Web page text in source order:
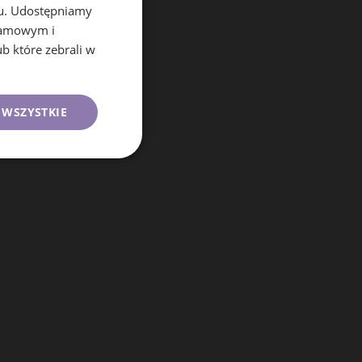
Udostępniamy
i
które zebrali w